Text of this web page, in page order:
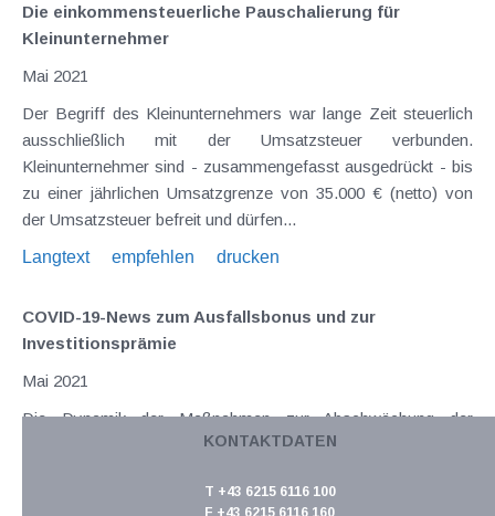
Die einkommensteuerliche Pauschalierung für
Kleinunternehmer
Mai 2021
Der Begriff des Kleinunternehmers war lange Zeit steuerlich
ausschließlich mit der Umsatzsteuer verbunden.
Kleinunternehmer sind - zusammengefasst ausgedrückt - bis
zu einer jährlichen Umsatzgrenze von 35.000 € (netto) von
der Umsatzsteuer befreit und dürfen...
Langtext
empfehlen drucken
COVID-19-News zum Ausfallsbonus und zur
Investitionsprämie
Mai 2021
Die Dynamik der Maßnahmen zur Abschwächung der
negativen wirtschaftlichen Folgen der Corona-Pandemie
Veränderungen und Voraussetzungen diverser
KONTAKTDATEN
T +43 6215 6116 100
F +43 6215 6116 160